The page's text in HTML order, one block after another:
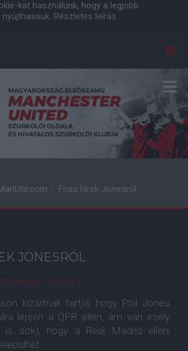
kat használunk, hogy a legjobb
Részletes leírás
Friss hírek Jonesról
JONESRÓL
február. 21. 11:15
kizártnak tartja, hogy Phil Jones
lépjen a QPR ellen, ám van esély
is sok), hogy a Real Madrid elleni